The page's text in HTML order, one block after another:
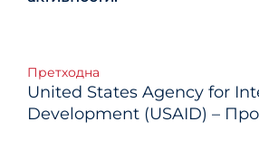
Кретање
чланка
Претходна
United States Agency for
Development (USAID) –